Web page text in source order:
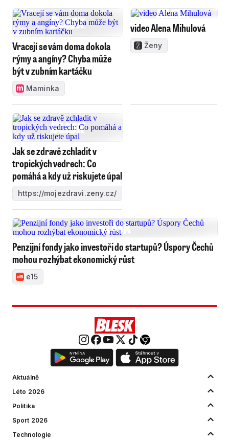
Vracejí se vám doma dokola
rýmy a angíny? Chyba může
být v zubním kartáčku
Maminka
video Alena Mihulová
Ženy
Jak se zdravě zchladit v
tropických vedrech: Co
pomáhá a kdy už riskujete úpal
https://mojezdravi.zeny.cz/
Penzijní fondy jako investoři do startupů? Úspory Čechů
mohou rozhýbat ekonomický růst
e15
Aktuálně
Léto 2026
Politika
Sport 2026
Technologie